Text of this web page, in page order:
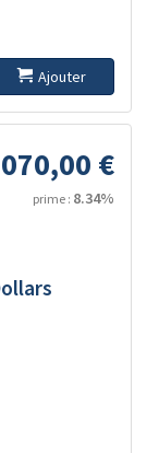
Ajouter
€
prime : 8.34%